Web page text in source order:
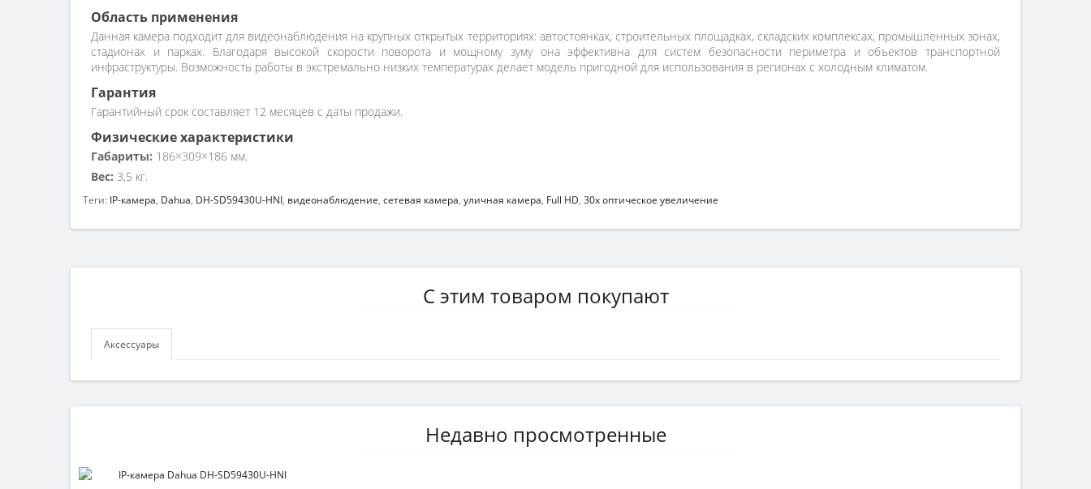
Область применения
Данная камера подходит для видеонаблюдения на крупных открытых территориях: автостоянках, строительных площадках, складских комплексах, промышленных зонах,
стадионах и парках. Благодаря высокой скорости поворота и мощному зуму она эффективна для систем безопасности периметра и объектов транспортной
инфраструктуры. Возможность работы в экстремально низких температурах делает модель пригодной для использования в регионах с холодным климатом.
Гарантия
Гарантийный срок составляет 12 месяцев с даты продажи.
Физические характеристики
Габариты: 186×309×186 мм.
Вес: 3,5 кг.
Теги: IP-камера, Dahua, DH-SD59430U-HNI, видеонаблюдение, сетевая камера, уличная камера, Full HD, 30x оптическое увеличение
С этим товаром покупают
Аксессуары
Недавно просмотренные